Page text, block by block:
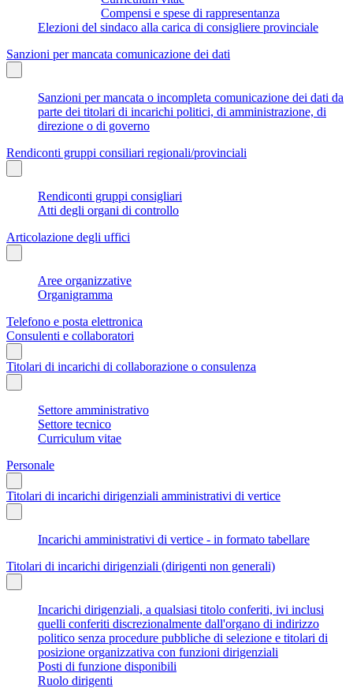
Compensi e spese di rappresentanza
Elezioni del sindaco alla carica di consigliere provinciale
Sanzioni per mancata comunicazione dei dati
Sanzioni per mancata o incompleta comunicazione dei dati da
parte dei titolari di incarichi politici, di amministrazione, di
direzione o di governo
Rendiconti gruppi consiliari regionali/provinciali
Rendiconti gruppi consigliari
Atti degli organi di controllo
Articolazione degli uffici
Aree organizzative
Organigramma
Telefono e posta elettronica
Consulenti e collaboratori
Titolari di incarichi di collaborazione o consulenza
Settore amministrativo
Settore tecnico
Curriculum vitae
Personale
Titolari di incarichi dirigenziali amministrativi di vertice
Incarichi amministrativi di vertice - in formato tabellare
Titolari di incarichi dirigenziali (dirigenti non generali)
Incarichi dirigenziali, a qualsiasi titolo conferiti, ivi inclusi
quelli conferiti discrezionalmente dall'organo di indirizzo
politico senza procedure pubbliche di selezione e titolari di
posizione organizzativa con funzioni dirigenziali
Posti di funzione disponibili
Ruolo dirigenti